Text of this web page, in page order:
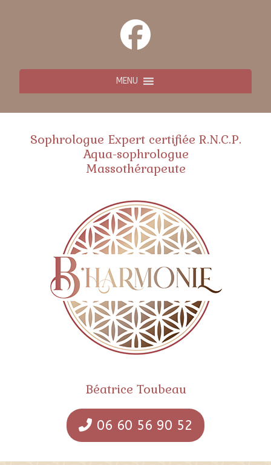
MENU
Sophrologue Expert certifiée R.N.C.P.
Aqua-sophrologue
Massothérapeute
Béatrice Toubeau
06 60 56 90 52